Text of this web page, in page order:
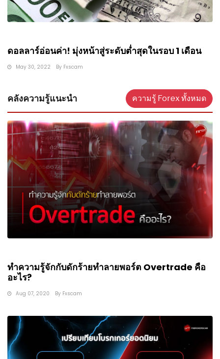
ดอลลาร์อ่อนค่า! มุ่งหน้าสู่ระดับต่ำสุดในรอบ 1 เดือน
May 30, 2022 By Fxscam
คลังความรู้แนะนำ ความรู้ Forex ทั้งหมด
ทำความรู้จักกับดักร้ายทำลายพอร์ต Overtrade คือ
อะไร?
Aug 07, 2020 By Fxscam